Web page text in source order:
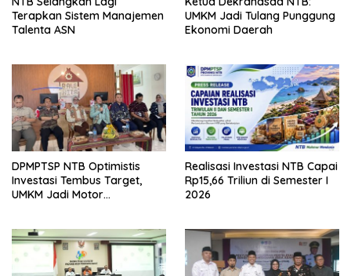
Terapkan Sistem Manajemen
Talenta ASN
UMKM Jadi Tulang Punggung
Ekonomi Daerah
DPMPTSP NTB Optimistis
Investasi Tembus Target,
UMKM Jadi Motor
Realisasi Investasi NTB Capai
Rp15,66 Triliun di Semester I
2026